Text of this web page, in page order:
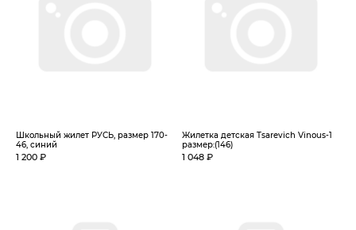
Школьный жилет РУСЬ, размер 170-
46, синий
1 200 ₽
Жилетка детская Tsarevich Vinous-1
размер:(146)
1 048 ₽